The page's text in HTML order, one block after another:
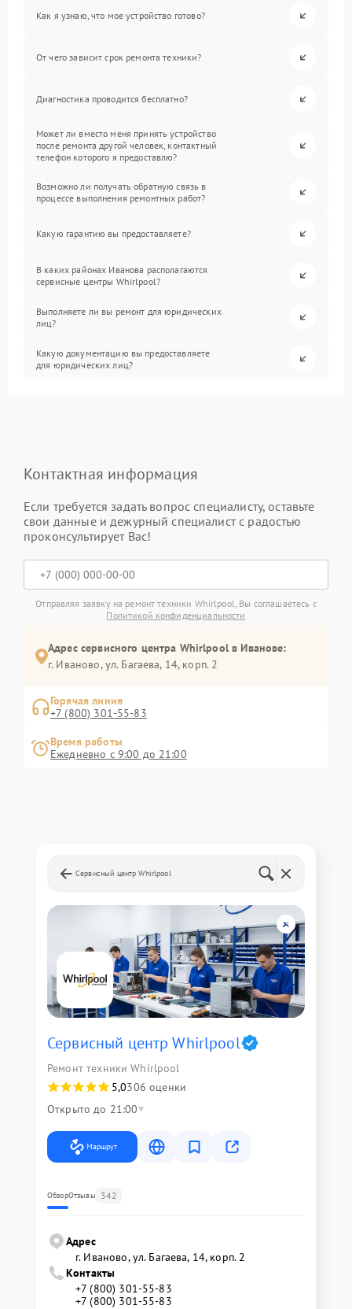
Как я узнаю, что мое устройство готово?
От чего зависит срок ремонта техники?
Диагностика проводится бесплатно?
Может ли вместо меня принять устройство
после ремонта другой человек, контактный
телефон которого я предоставлю?
Возможно ли получать обратную связь в
процессе выполнения ремонтных работ?
Какую гарантию вы предоставляете?
В каких районах Иванова располагаются
сервисные центры Whirlpool?
Выполняете ли вы ремонт для юридических
лиц?
Какую документацию вы предоставляете
для юридических лиц?
Контактная информация
Если требуется задать вопрос специалисту, оставьте
свои данные и дежурный специалист с радостью
проконсультирует Вас!
Отправляя заявку на ремонт техники Whirlpool, Вы соглашаетесь с
Политикой конфиденциальности
Адрес сервисного центра Whirlpool в Иванове:
г. Иваново, ул. Багаева, 14, корп. 2
Горячая линия
+7 (800) 301-55-83
Время работы
Ежедневно с 9:00 до 21:00
Сервисный центр Whirlpool
Сервисный центр Whirlpool
Ремонт техники Whirlpool
5,0306 оценки
Открыто до 21:00
Маршрут
ОбзорОтзывы 342
Адрес
г. Иваново, ул. Багаева, 14, корп. 2
Контакты
+7 (800) 301-55-83
+7 (800) 301-55-83